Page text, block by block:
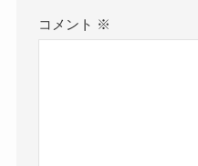
コメント ※